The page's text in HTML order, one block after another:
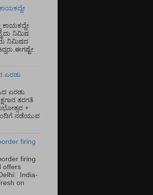
ನಿಮಿಷ
ನಿಮಿಷದ
ಎರಡು
ಎರಡು
ತರಗತಿ
+
ನಡೆಯುವ
firing
firing
offers
India-
on